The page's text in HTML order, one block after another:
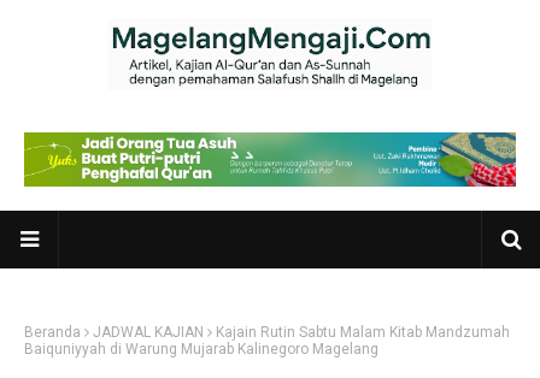
Beranda JADWAL KAJIAN
Kajain Rutin Sabtu Malam Kitab Mandzumah
Baiquniyyah di Warung Mujarab Kalinegoro Magelang